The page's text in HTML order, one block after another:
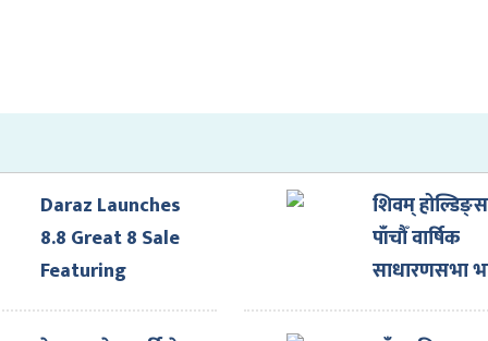
Daraz Launches
8.8 Great 8 Sale
Featuring
Exclusive Brand
शिवम्
पाँचौँ वार्षिक
साधारणसभा
१४गते हुने